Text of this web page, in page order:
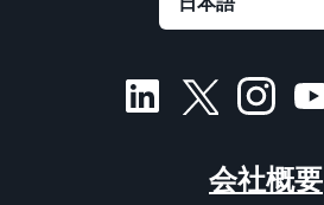
会社概要